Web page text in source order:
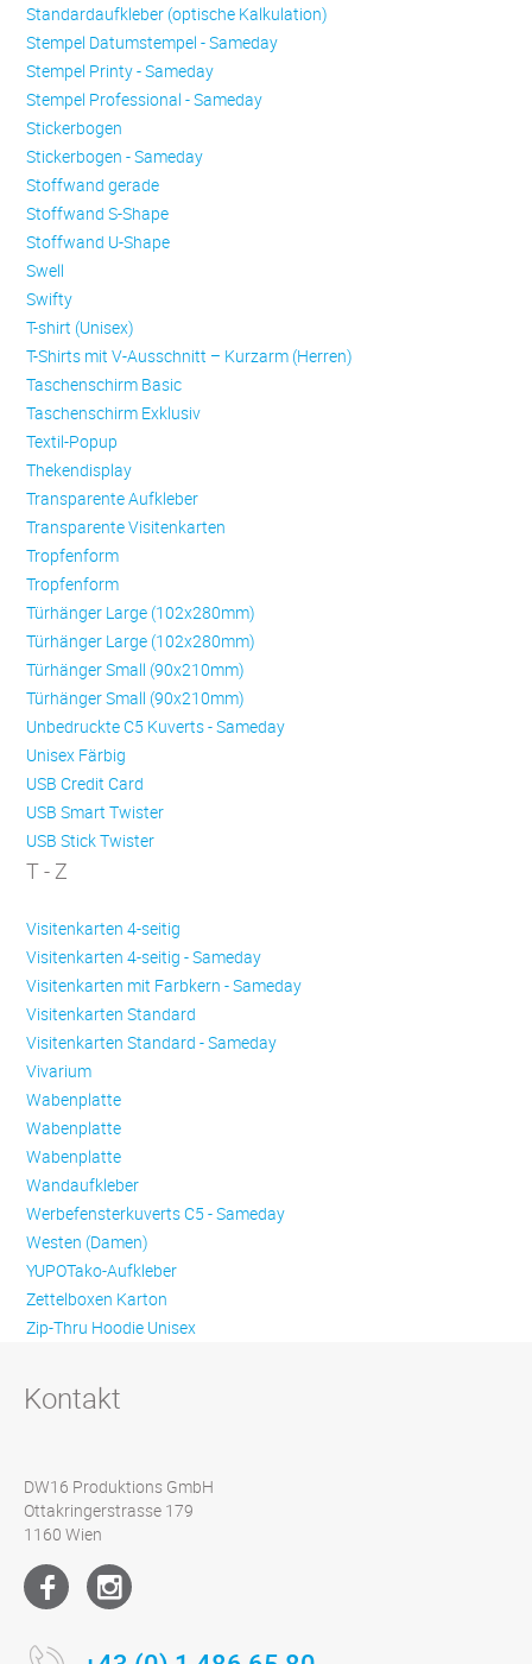
Standardaufkleber (optische Kalkulation)
Stempel Datumstempel - Sameday
Stempel Printy - Sameday
Stempel Professional - Sameday
Stickerbogen
Stickerbogen - Sameday
Stoffwand gerade
Stoffwand S-Shape
Stoffwand U-Shape
Swell
Swifty
T-shirt (Unisex)
T-Shirts mit V-Ausschnitt – Kurzarm (Herren)
Taschenschirm Basic
Taschenschirm Exklusiv
Textil-Popup
Thekendisplay
Transparente Aufkleber
Transparente Visitenkarten
Trop­fen­form
Trop­fen­form
Türhänger Large (102x280mm)
Türhänger Large (102x280mm)
Türhänger Small (90x210mm)
Türhänger Small (90x210mm)
Unbedruckte C5 Kuverts - Sameday
Unisex Färbig
USB Credit Card
USB Smart Twister
USB Stick Twister
T - Z
Visitenkarten 4-seitig
Visitenkarten 4-seitig - Sameday
Visitenkarten mit Farbkern - Sameday
Visitenkarten Standard
Visitenkarten Standard - Sameday
Vivarium
Wabenplatte
Wabenplatte
Wabenplatte
Wandaufkleber
Werbefensterkuverts C5 - Sameday
Westen (Damen)
YUPOTako-Aufkleber
Zettelboxen Karton
Zip-Thru Hoodie Unisex
Kontakt
DW16 Produktions GmbH
Ottakringerstrasse 179
1160 Wien